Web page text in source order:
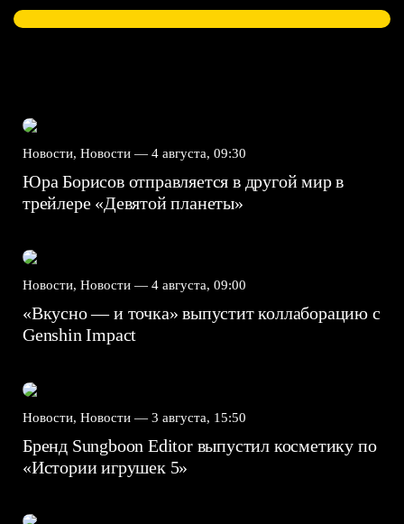
Новости, Новости — 4 августа, 09:30
Юра Борисов отправляется в другой мир в
трейлере «Девятой планеты»
Новости, Новости — 4 августа, 09:00
«Вкусно — и точка» выпустит коллаборацию с
Genshin Impact⁠⁠
Новости, Новости — 3 августа, 15:50
Бренд Sungboon Editor выпустил косметику по
«Истории игрушек 5»